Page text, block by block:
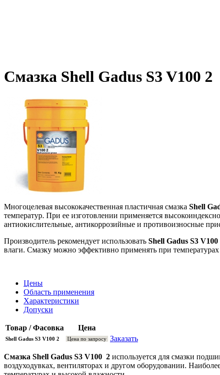
Смазка Shell Gadus S3 V100 2
Многоцелевая высококачественная пластичная смазка Shell
температур. При ее изготовлении применяется
антиокислительные, антикоррозийные и противоизносные
Производитель рекомендует использовать Shell Gadus S3 V100
влаги. Смазку можно эффективно применять при
Цены
Область применения
Характеристики
Допуски
Товар / Фасовка Цена
Shell Gadus S3 V100 2 Цена по запросу Заказать
Смазка Shell Gadus S3 V100 2 используется для смазки
воздуходувках, вентиляторах и другом оборудовании.